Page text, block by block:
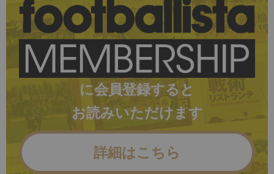
に会員登録すると
お読みいただけます
詳細はこちら